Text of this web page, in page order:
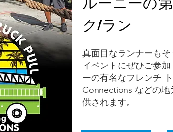
ク/ラン
真面目なランナーも
イベントにぜひご参
ーの有名なフレンチ
Connections などの
供されます。